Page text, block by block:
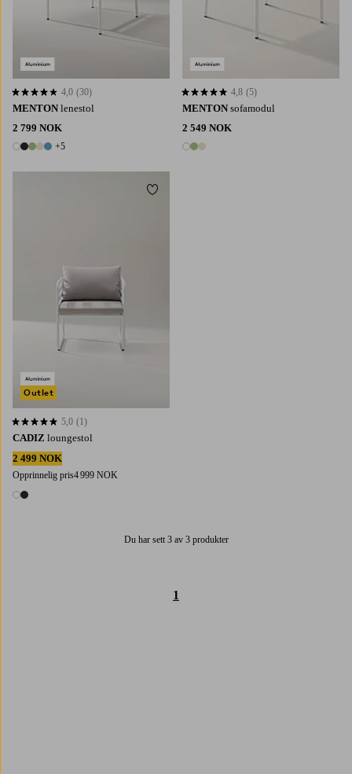
MENTON lenestol
2 799 NOK
10 farger
+5
4,0 basert på 30 karaktergivninger
4,0 (30)
MENTON sofamodul
2 549 NOK
3 farger
4,8 basert på 5 karaktergivninger
4,8 (5)
CADIZ loungestol
2 499 NOK
Opprinnelig pris4 999 NOK
2 farger
5,0 basert på 1 karaktergivninger
5,0 (1)
Outlet
Legg til favoritter
Du har sett 3 av 3 produkter
1